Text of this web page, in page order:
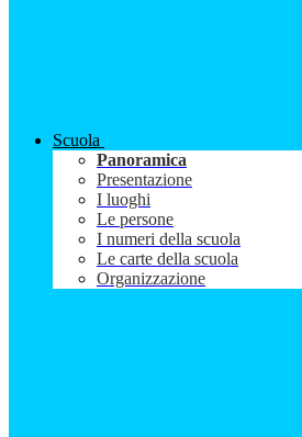
Scuola
Panoramica
Presentazione
I luoghi
Le persone
I numeri della scuola
Le carte della scuola
Organizzazione